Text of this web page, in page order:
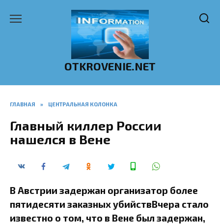
OTKROVENIE.NET
ГЛАВНАЯ » ЦЕНТРАЛЬНАЯ КОЛОНКА
Главный киллер России
нашелся в Вене
В Австрии задержан организатор более
пятидесяти заказных убийствВчера стало
известно о том, что в Вене был задержан,